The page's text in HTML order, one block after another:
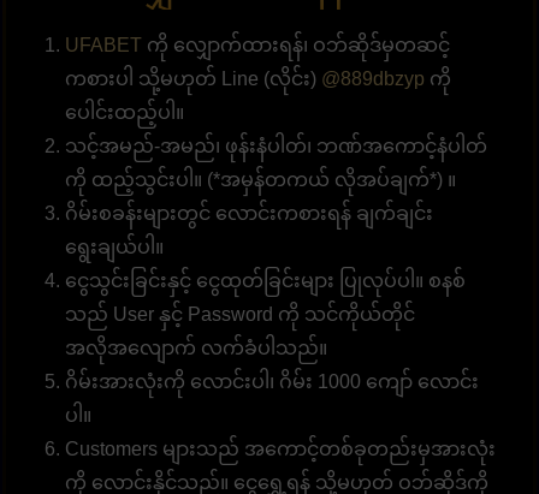
UFABET ကို လျှောက်ထားရန်၊ ဝဘ်ဆိုဒ်မှတဆင့်
ကစားပါ သို့မဟုတ် Line (လိုင်း) @889dbzyp ကို
ပေါင်းထည့်ပါ။
သင့်အမည်-အမည်၊ ဖုန်းနံပါတ်၊ ဘဏ်အကောင့်နံပါတ်
ကို ထည့်သွင်းပါ။ (*အမှန်တကယ် လိုအပ်ချက်*) ။
ဂိမ်းစခန်းများတွင် လောင်းကစားရန် ချက်ချင်း
ရွေးချယ်ပါ။
ငွေသွင်းခြင်းနှင့် ငွေထုတ်ခြင်းများ ပြုလုပ်ပါ။ စနစ်
သည် User နှင့် Password ကို သင်ကိုယ်တိုင်
အလိုအလျောက် လက်ခံပါသည်။
ဂိမ်းအားလုံးကို လောင်းပါ၊ ဂိမ်း 1000 ကျော် လောင်း
ပါ။
Customers များသည် အကောင့်တစ်ခုတည်းမှအားလုံး
ကို လောင်းနိုင်သည်။ ငွေရွှေ့ရန် သို့မဟုတ် ဝဘ်ဆိုဒ်ကို